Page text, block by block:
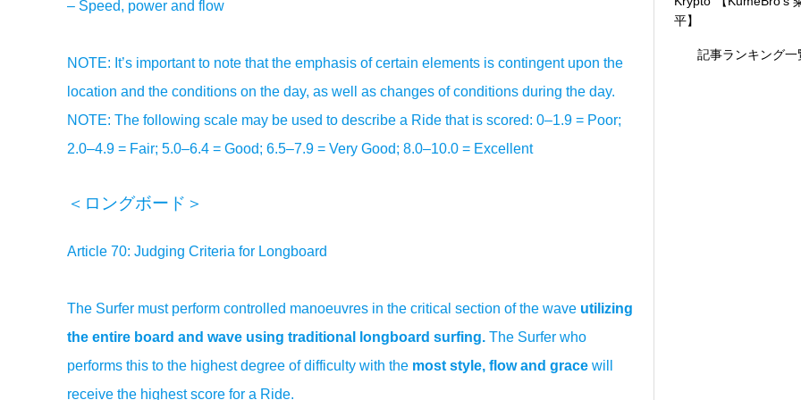
– Speed, power and flow
NOTE: It’s important to note that the emphasis of certain elements is contingent upon the
location and the conditions on the day, as well as changes of conditions during the day.
NOTE: The following scale may be used to describe a Ride that is scored: 0–1.9 = Poor;
2.0–4.9 = Fair; 5.0–6.4 = Good; 6.5–7.9 = Very Good; 8.0–10.0 = Excellent
＜ロングボード＞
Article 70: Judging Criteria for Longboard
The Surfer must perform controlled manoeuvres in the critical section of the wave utilizing
the entire board and wave using traditional longboard surfing.The Surfer who
performs this to the highest degree of difficulty with the most style, flow and gracewill
receive the highest score for a Ride.
平】
記事ランキング一